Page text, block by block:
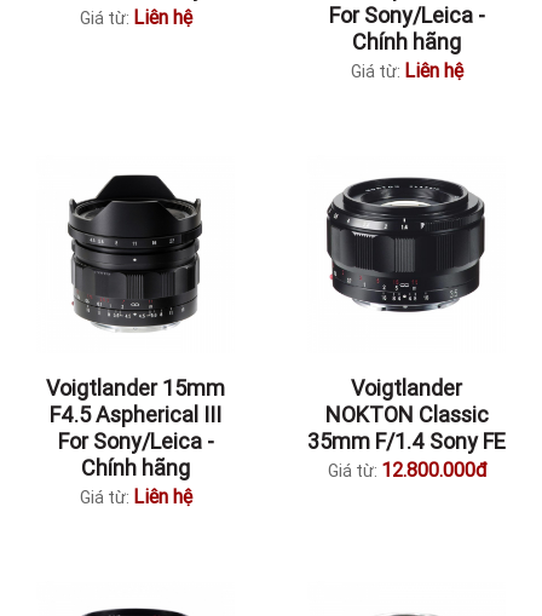
Giá từ: Liên hệ
For Sony/Leica -
Chính hãng
Giá từ: Liên hệ
Voigtlander 15mm
F4.5 Aspherical III
For Sony/Leica -
Chính hãng
Giá từ: Liên hệ
Voigtlander
NOKTON Classic
35mm F/1.4 Sony FE
Giá từ: 12.800.000đ